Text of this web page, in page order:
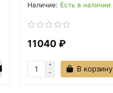
Есть в наличии
11040 ₽
В корзину